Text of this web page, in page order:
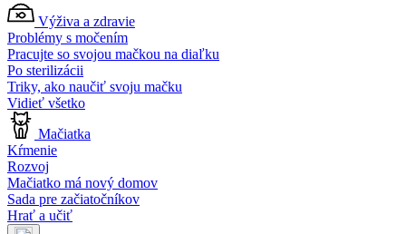
Výživa a zdravie
Problémy s močením
Pracujte so svojou mačkou na diaľku
Po sterilizácii
Triky, ako naučiť svoju mačku
Vidieť všetko
Mačiatka
Kŕmenie
Rozvoj
Mačiatko má nový domov
Sada pre začiatočníkov
Hrať a učiť